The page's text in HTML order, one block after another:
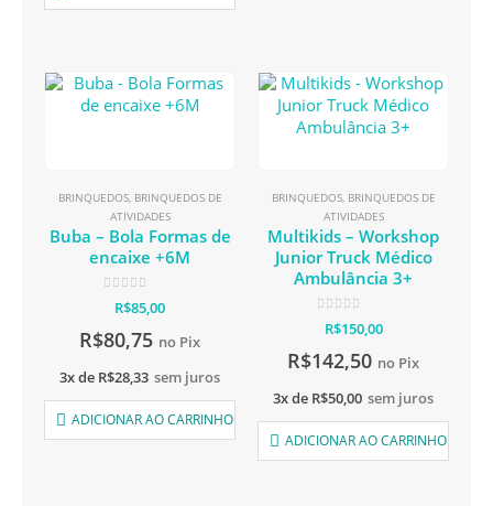
BRINQUEDOS, BRINQUEDOS DE
ATIVIDADES
Buba – Bola Formas de
encaixe +6M
de 5
R$85,00
R$80,75 no Pix
3x de R$28,33 sem juros
ADICIONAR AO CARRINHO
BRINQUEDOS, BRINQUEDOS DE
ATIVIDADES
Multikids – Workshop
Junior Truck Médico
Ambulância 3+
de 5
R$150,00
R$142,50 no Pix
3x de R$50,00 sem juros
ADICIONAR AO CARRINHO